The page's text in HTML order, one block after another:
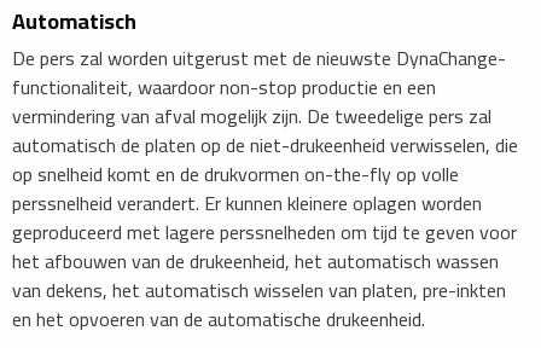
Automatisch
De pers zal worden uitgerust met de nieuwste DynaChange-
functionaliteit, waardoor non-stop productie en een
vermindering van afval mogelijk zijn. De tweedelige pers zal
automatisch de platen op de niet-drukeenheid verwisselen, die
op snelheid komt en de drukvormen on-the-fly op volle
perssnelheid verandert. Er kunnen kleinere oplagen worden
geproduceerd met lagere perssnelheden om tijd te geven voor
het afbouwen van de drukeenheid, het automatisch wassen
van dekens, het automatisch wisselen van platen, pre-inkten
en het opvoeren van de automatische drukeenheid.